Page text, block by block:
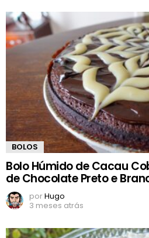
BOLOS
Bolo Húmido de Cacau
de Chocolate Preto e
porHugo
3 meses atrás